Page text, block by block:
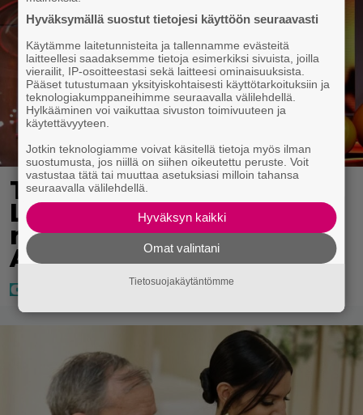
Täällä pelattiin lauantain
Loton ja Jokerin isot
rahat – Tokmannilla,
ABC:lla, netissä…
Hyväksymällä suostut tietojesi käyttöön seuraavasti
Käytämme laitetunnisteita ja tallennamme evästeitä
laitteellesi saadaksemme tietoja esimerkiksi sivuista, joilla
vierailit, IP-osoitteestasi sekä laitteesi ominaisuuksista.
Pääset tutustumaan yksityiskohtaisesti käyttötarkoituksiin ja
teknologiakumppaneihimme seuraavalla välilehdellä.
Hylkääminen voi vaikuttaa sivuston toimivuuteen ja
käytettävyyteen.
Jotkin teknologiamme voivat käsitellä tietoja myös ilman
suostumusta, jos niillä on siihen oikeutettu peruste. Voit
vastustaa tätä tai muuttaa asetuksiasi milloin tahansa
seuraavalla välilehdellä.
Hyväksyn kaikki
Omat valintani
Tietosuojakäytäntömme